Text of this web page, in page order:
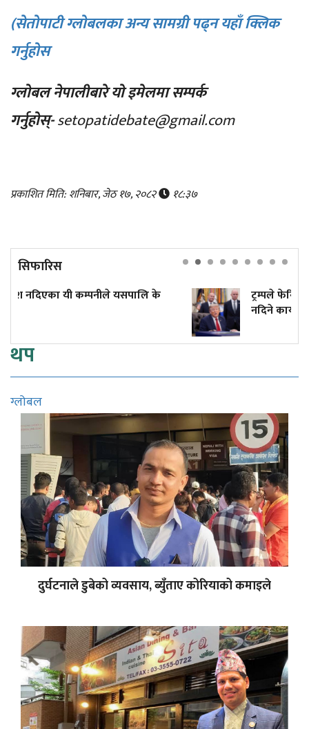
(सेतोपाटी ग्लोबलका अन्य सामग्री पढ्न यहाँ क्लिक
गर्नुहोस
ग्लोबल नेपालीबारे यो इमेलमा सम्पर्क
गर्नुहोस्-setopatidebate@gmail.com
प्रकाशित मिति: शनिबार, जेठ १७, २०८२ १८:३७
सिफारिस
के
ट्रम्पले फेरि जारी गरे जन्मकै आधारमा नागरिकता
नदिने कार्यकारी आदेश
थप
ग्लोबल
दुर्घटनाले डुबेको व्यवसाय, ब्युँताए कोरियाको कमाइले